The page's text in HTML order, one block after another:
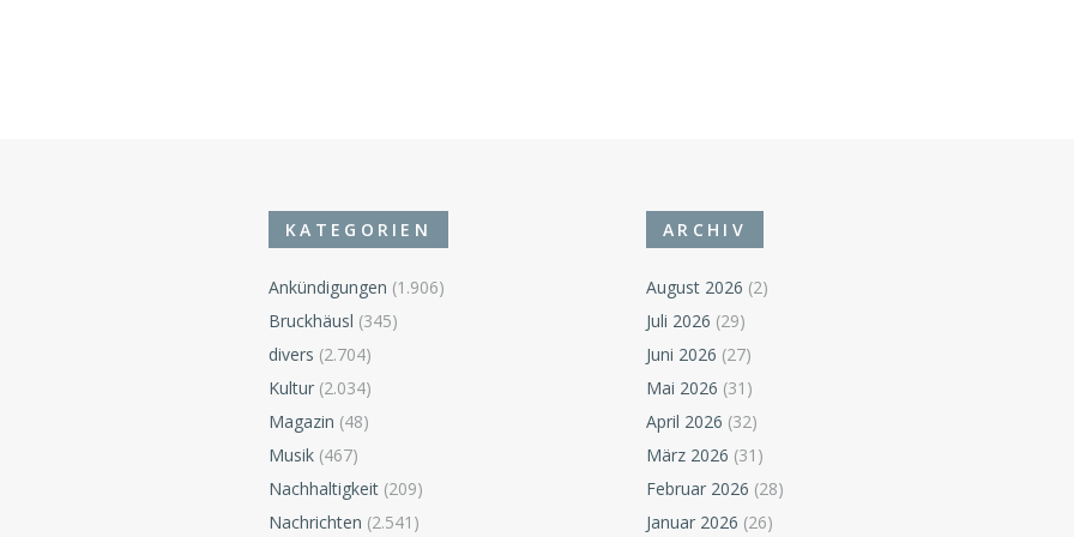
KATEGORIEN
Ankündigungen (1.906)
Bruckhäusl (345)
divers (2.704)
Kultur (2.034)
Magazin (48)
Musik (467)
Nachhaltigkeit (209)
Nachrichten (2.541)
ARCHIV
August 2026 (2)
Juli 2026 (29)
Juni 2026 (27)
Mai 2026 (31)
April 2026 (32)
März 2026 (31)
Februar 2026 (28)
Januar 2026 (26)